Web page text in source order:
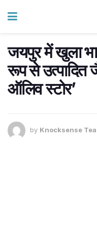
जयपुर में खुला
रूप से उत्पादित
ऑलिव स्टोर’
by Knocksense